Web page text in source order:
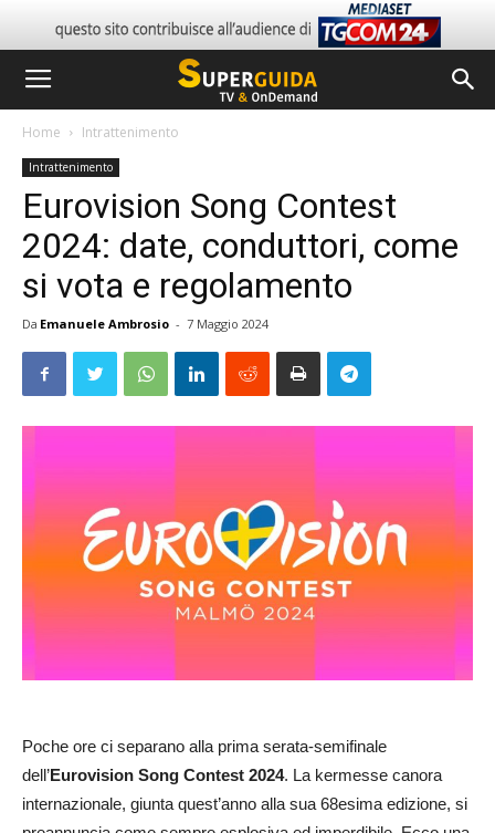
Home Intrattenimento
Intrattenimento
Eurovision Song Contest
2024: date, conduttori, come
si vota e regolamento
Da Emanuele Ambrosio - 7 Maggio 2024
Poche ore ci separano alla prima serata-semifinale
dell’Eurovision Song Contest 2024. La kermesse canora
internazionale, giunta quest’anno alla sua 68esima edizione, si